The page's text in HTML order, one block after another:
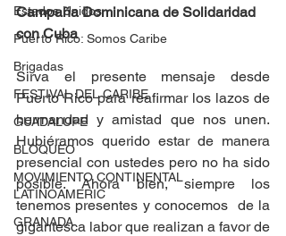
Estados Unidos
Puerto Rico: Somos Caribe
Brigadas
FESTIVAL DEL CARIBE
GUADALUPE
BLOQUEO
MOVIMIENTO CONTINENTAL
LATINOAMERIC
GRANADA
Campaña Dominicana de Solidaridad
con Cuba
Sirva el presente mensaje desde
Puerto Rico para reafirmar los lazos de
hermandad y amistad que nos unen.
Hubiéramos querido estar de manera
presencial con ustedes pero no ha sido
posible. Ahora bien, siempre los
tenemos presentes y conocemos  de la
gigantesca labor que realizan a favor de